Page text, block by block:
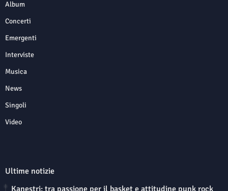
Album
Concerti
Emergenti
Interviste
Musica
News
Singoli
Video
Ultime notizie